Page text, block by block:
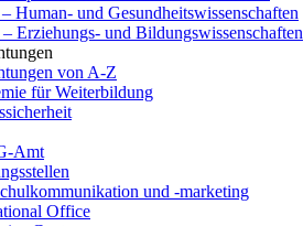
Human- und Gesundheitswissenschaften
Erziehungs- und Bildungswissenschaften
von A-Z
für Weiterbildung
Amt
und -marketing
Office